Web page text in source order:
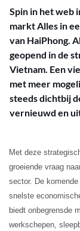
Spin in het web
markt Alles in
van HaiPhong.
geopend in de
Vietnam. Een
met meer
steeds dichtbij
vernieuwd en
Met deze
groeiende vraag
sector. De
snelste
biedt onbegrensde
werkschepen,